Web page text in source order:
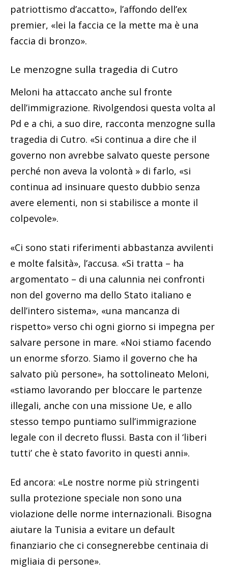
patriottismo d’accatto», l’affondo dell’ex
premier, «lei la faccia ce la mette ma è una
faccia di bronzo».
Le menzogne sulla tragedia di Cutro
Meloni ha attaccato anche sul fronte
dell’immigrazione. Rivolgendosi questa volta al
Pd e a chi, a suo dire, racconta menzogne sulla
tragedia di Cutro. «Si continua a dire che il
governo non avrebbe salvato queste persone
perché non aveva la volontà » di farlo, «si
continua ad insinuare questo dubbio senza
avere elementi, non si stabilisce a monte il
colpevole».
«Ci sono stati riferimenti abbastanza avvilenti
e molte falsità», l’accusa. «Si tratta – ha
argomentato – di una calunnia nei confronti
non del governo ma dello Stato italiano e
dell’intero sistema», «una mancanza di
rispetto» verso chi ogni giorno si impegna per
salvare persone in mare. «Noi stiamo facendo
un enorme sforzo. Siamo il governo che ha
salvato più persone», ha sottolineato Meloni,
«stiamo lavorando per bloccare le partenze
illegali, anche con una missione Ue, e allo
stesso tempo puntiamo sull’immigrazione
legale con il decreto flussi. Basta con il ‘liberi
tutti’ che è stato favorito in questi anni».
Ed ancora: «Le nostre norme più stringenti
sulla protezione speciale non sono una
violazione delle norme internazionali. Bisogna
aiutare la Tunisia a evitare un default
finanziario che ci consegnerebbe centinaia di
migliaia di persone».